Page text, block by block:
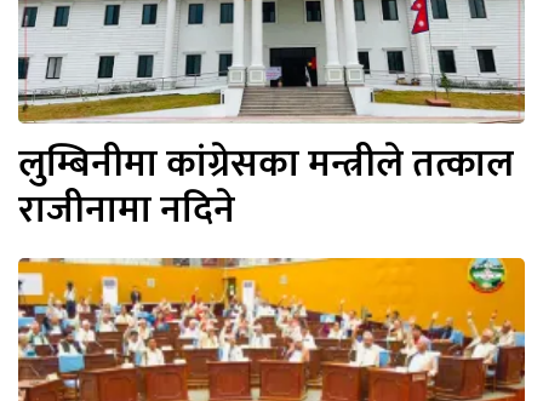
लुम्बिनीमा कांग्रेसका मन्त्रीले तत्काल
राजीनामा नदिने